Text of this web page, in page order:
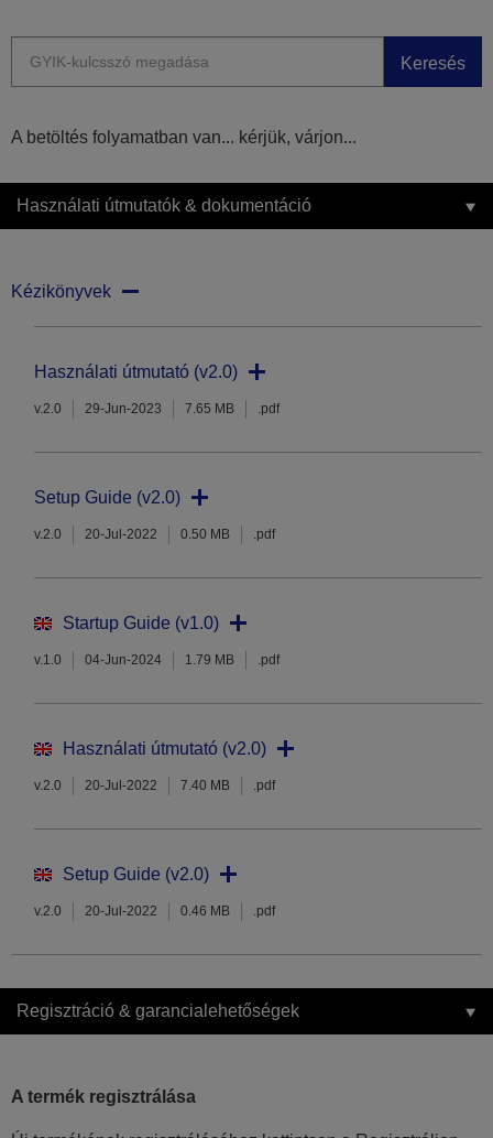
Keresés
A betöltés folyamatban van... kérjük, várjon...
Használati útmutatók & dokumentáció
Kézikönyvek
Használati útmutató (v2.0)
v.2.0 29-Jun-2023 7.65 MB .pdf
Setup Guide (v2.0)
v.2.0 20-Jul-2022 0.50 MB .pdf
Startup Guide (v1.0)
v.1.0 04-Jun-2024 1.79 MB .pdf
Használati útmutató (v2.0)
v.2.0 20-Jul-2022 7.40 MB .pdf
Setup Guide (v2.0)
v.2.0 20-Jul-2022 0.46 MB .pdf
Regisztráció & garancialehetőségek
A termék regisztrálása